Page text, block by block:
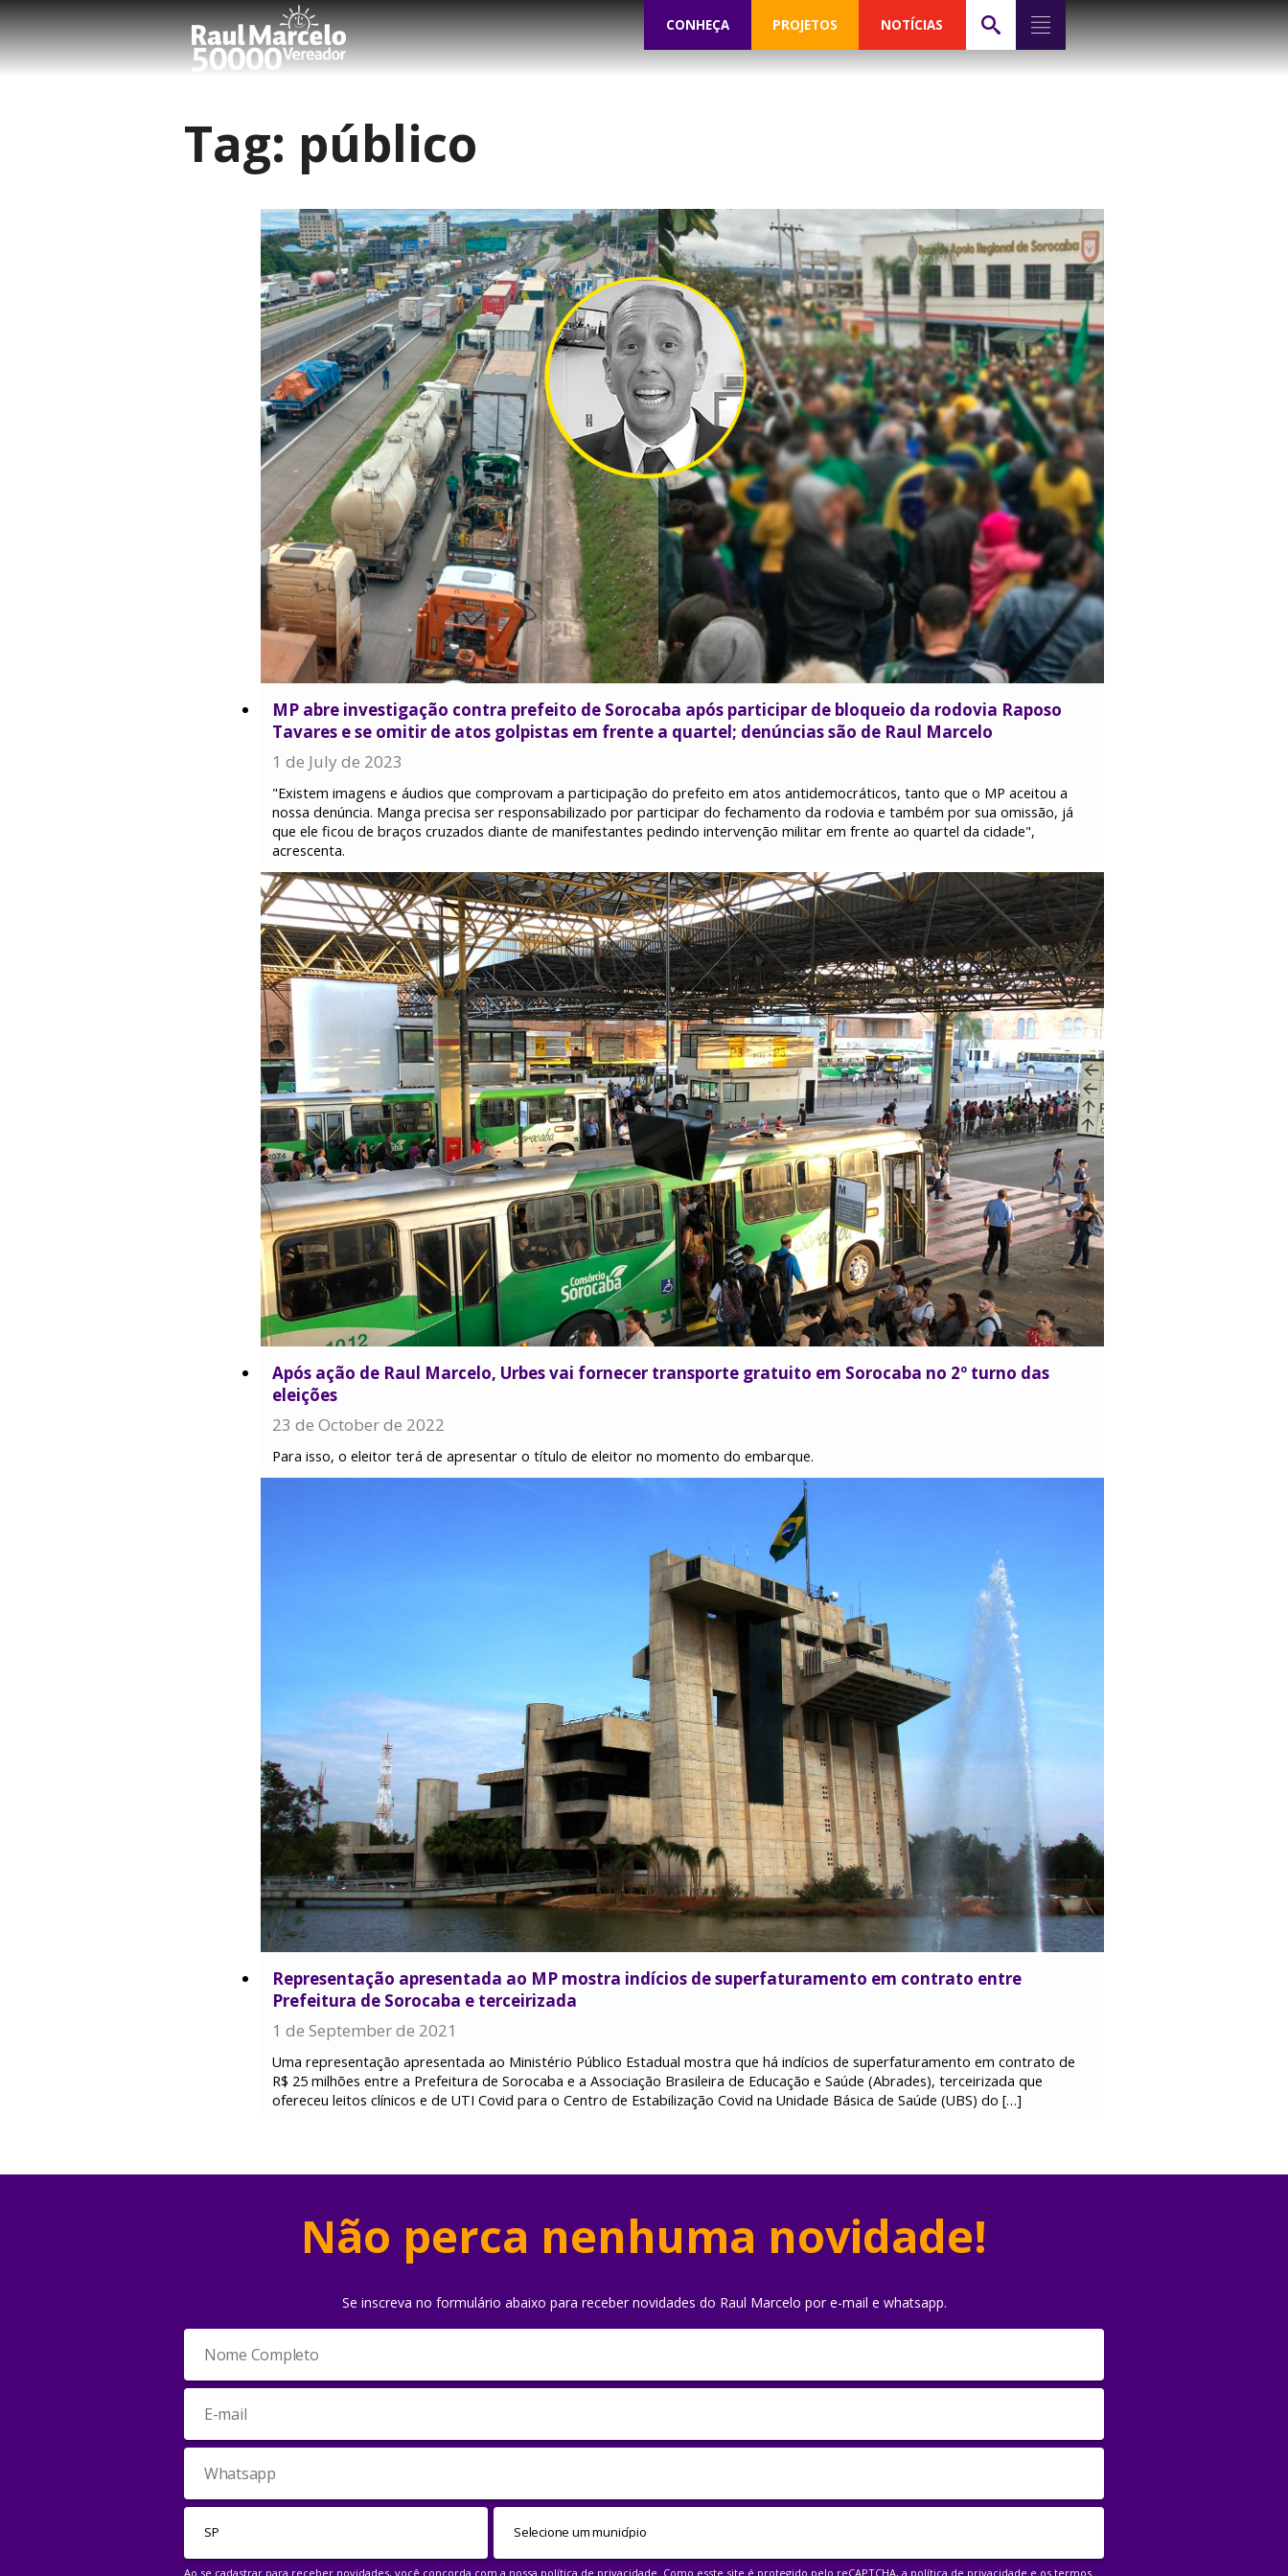
CONHEÇA PROJETOS NOTÍCIAS
Tag: público
MP abre investigação contra prefeito de Sorocaba após participar de bloqueio da rodovia Raposo
Tavares e se omitir de atos golpistas em frente a quartel; denúncias são de Raul Marcelo
1 de July de 2023
"Existem imagens e áudios que comprovam a participação do prefeito em atos antidemocráticos, tanto que o MP aceitou a
nossa denúncia. Manga precisa ser responsabilizado por participar do fechamento da rodovia e também por sua omissão, já
que ele ficou de braços cruzados diante de manifestantes pedindo intervenção militar em frente ao quartel da cidade",
acrescenta.
Após ação de Raul Marcelo, Urbes vai fornecer transporte gratuito em Sorocaba no 2º turno das
eleições
23 de October de 2022
Para isso, o eleitor terá de apresentar o título de eleitor no momento do embarque.
Representação apresentada ao MP mostra indícios de superfaturamento em contrato entre
Prefeitura de Sorocaba e terceirizada
1 de September de 2021
Uma representação apresentada ao Ministério Público Estadual mostra que há indícios de superfaturamento em contrato de
R$ 25 milhões entre a Prefeitura de Sorocaba e a Associação Brasileira de Educação e Saúde (Abrades), terceirizada que
ofereceu leitos clínicos e de UTI Covid para o Centro de Estabilização Covid na Unidade Básica de Saúde (UBS) do […]
Não perca nenhuma novidade!
Se inscreva no formulário abaixo para receber novidades do Raul Marcelo por e-mail e whatsapp.
Ao se cadastrar para receber novidades, você concorda com a nossa política de privacidade . Como esste site é protegido pelo reCAPTCHA, a política de privacidade e os termos